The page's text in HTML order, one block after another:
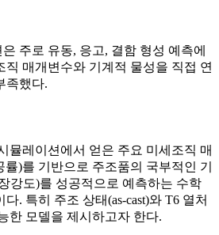
주로 유동, 응고, 결함 형성 예측에
직 매개변수와 기계적 물성을 직접 연
족했다.
뮬레이션에서 얻은 주요 미세조직 매
)를 기반으로 주조품의 국부적인 기
강도)를 성공적으로 예측하는 수학
. 특히 주조 상태(as-cast)와 T6 열처
한 모델을 제시하고자 한다.